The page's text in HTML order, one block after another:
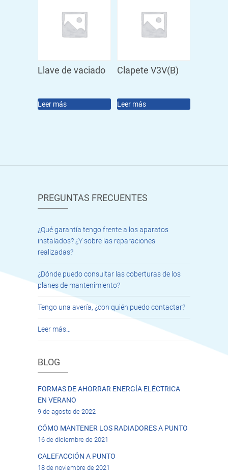
Llave de vaciado
Leer más
Clapete V3V(B)
Leer más
PREGUNTAS FRECUENTES
¿Qué garantía tengo frente a los aparatos
instalados? ¿Y sobre las reparaciones
realizadas?
¿Dónde puedo consultar las coberturas de los
planes de mantenimiento?
Tengo una avería, ¿con quién puedo contactar?
Leer más…
BLOG
FORMAS DE AHORRAR ENERGÍA ELÉCTRICA
EN VERANO
9 de agosto de 2022
CÓMO MANTENER LOS RADIADORES A PUNTO
16 de diciembre de 2021
CALEFACCIÓN A PUNTO
18 de noviembre de 2021